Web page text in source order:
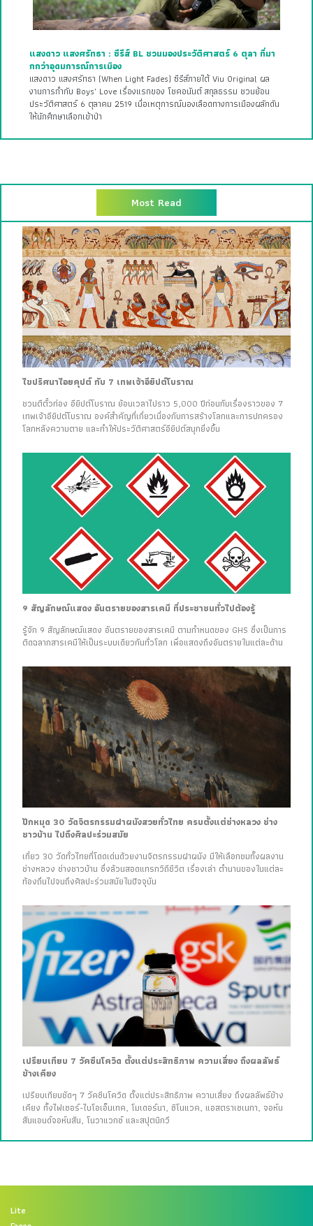
แสงดาว แสงศรัทธา : ซีรีส์ BL ชวนมองประวัติศาสตร์ 6 ตุลา ที่มา
กกว่าอุดมการณ์การเมือง
แสงดาว แสงศรัทธา (When Light Fades) ซีรีส์ภายใต้ Viu Original ผล
งานการกำกับ Boys’ Love เรื่องแรกของ โชคอนันต์ สกุลธรรม ชวนย้อน
ประวัติศาสตร์ 6 ตุลาคม 2519 เมื่อเหตุการณ์นองเลือดทางการเมืองผลักดัน
ให้นักศึกษาเลือกเข้าป่า
Most Read
ไขปริศนาไอยคุปต์ กับ 7 เทพเจ้าอียิปต์โบราณ
ชวนตีตั๋วท่อง อียิปต์โบราณ ย้อนเวลาไปราว 5,000 ปีก่อนกับเรื่องราวของ 7
เทพเจ้าอียิปต์โบราณ องค์สำคัญที่เกี่ยวเนื่องกับการสร้างโลกและการปกครอง
โลกหลังความตาย และทำให้ประวัติศาสตร์อียิปต์สนุกยิ่งขึ้น
9 สัญลักษณ์แสดง อันตรายของสารเคมี ที่ประชาชนทั่วไปต้องรู้
รู้จัก 9 สัญลักษณ์แสดง อันตรายของสารเคมี ตามกำหนดของ GHS ซึ่งเป็นการ
ติดฉลากสารเคมีให้เป็นระบบเดียวกันทั่วโลก เพื่อแสดงถึงอันตรายในแต่ละด้าน
ปักหมุด 30 วัดจิตรกรรมฝาผนังสวยทั่วไทย ครบตั้งแต่ช่างหลวง ช่าง
ชาวบ้าน ไปถึงศิลปะร่วมสมัย
เที่ยว 30 วัดทั่วไทยที่โดดเด่นด้วยงานจิตรกรรมฝาผนัง มีให้เลือกชมทั้งผลงาน
ช่างหลวง ช่างชาวบ้าน ซึ่งล้วนสอดแทรกวิถีชีวิต เรื่องเล่า ตำนานของในแต่ละ
ท้องถิ่นไปจนถึงศิลปะร่วมสมัยในปัจจุบัน
เปรียบเทียบ 7 วัคซีนโควิด ตั้งแต่ประสิทธิภาพ ความเสี่ยง ถึงผลลัพธ์
ข้างเคียง
เปรียบเทียบชัดๆ 7 วัคซีนโควิด ตั้งแต่ประสิทธิภาพ ความเสี่ยง ถึงผลลัพธ์ข้าง
เคียง ทั้งไฟเซอร์-ไบโอเอ็นเทค, โมเดอร์นา, ซิโนแวค, แอสตราเซเนกา, จอห์น
สันแอนด์จอห์นสัน, โนวาแวกซ์ และสปุตนิกวี
Lite